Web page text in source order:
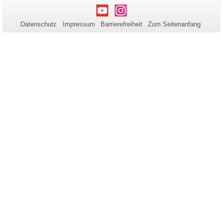
Informationen
zu
dieser
Aktualisierung:
YoutubeInstagram
Datenschutz Impressum Barrierefreiheit Zum Seitenanfang